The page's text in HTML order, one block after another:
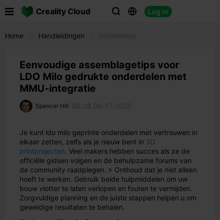
Creality Cloud   Log in
Home Handleidingen
Eenvoudige assemblagetips voor
LDO Milo gedrukte onderdelen met
MMU-integratie
Spencer Hill 06:36 06-17-2025
Je kunt ldo milo geprinte onderdelen met vertrouwen in
elkaar zetten, zelfs als je nieuw bent in 3D
printprojecten. Veel makers hebben succes als ze de
officiële gidsen volgen en de behulpzame forums van
de community raadplegen. > Onthoud dat je niet alleen
hoeft te werken. Gebruik beide hulpmiddelen om uw
bouw vlotter te laten verlopen en fouten te vermijden.
Zorgvuldige planning en de juiste stappen helpen u om
geweldige resultaten te behalen.